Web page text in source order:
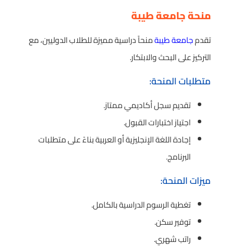
منحة جامعة طيبة
تقدمجامعة طيبةمنحاً دراسية مميزة للطلاب الدوليين، مع
التركيز على البحث والابتكار.
متطلبات المنحة:
تقديم سجل أكاديمي ممتاز.
اجتياز اختبارات القبول.
إجادة اللغة الإنجليزية أو العربية بناءً على متطلبات
البرنامج.
ميزات المنحة:
تغطية الرسوم الدراسية بالكامل.
توفير سكن.
راتب شهري.